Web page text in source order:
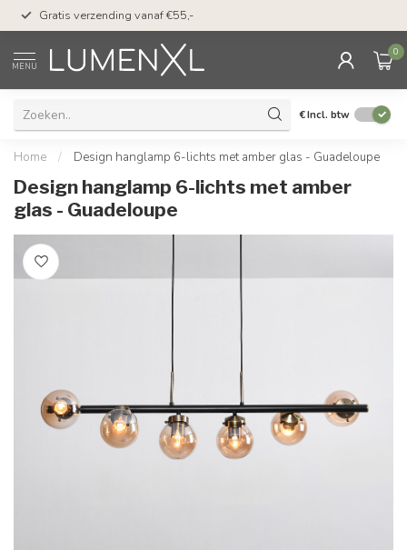
Gratis verzending vanaf €55,-
MENU
0
€Incl. btw
Home / Design hanglamp 6-lichts met amber glas - Guadeloupe
Design hanglamp 6-lichts met amber
glas - Guadeloupe